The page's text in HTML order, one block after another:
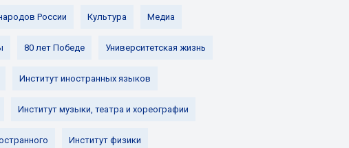
России Культура Медиа
80 лет Победе Университетская жизнь
Институт иностранных языков
Институт музыки, театра и хореографии
Институт физики